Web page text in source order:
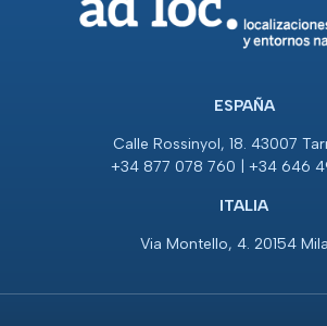
ESPAÑA
Calle Rossinyol, 18. 43007
+34 877 078 760 | +34 646
ITALIA
Via Montello, 4. 20154